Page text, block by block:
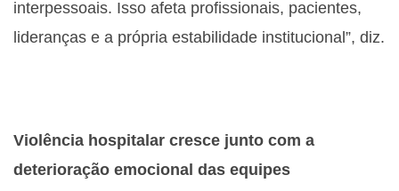
interpessoais. Isso afeta profissionais, pacientes,
lideranças e a própria estabilidade institucional”, diz.
Violência hospitalar cresce junto com a
deterioração emocional das equipes